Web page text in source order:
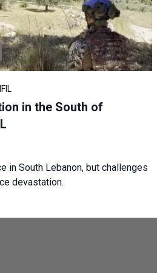
in the South of
in South Lebanon, but challenges
devastation.